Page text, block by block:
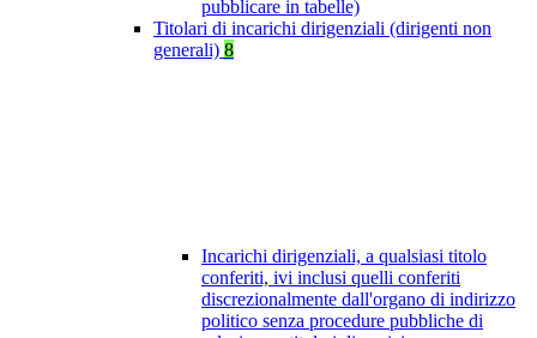
pubblicare in tabelle)
Titolari di incarichi dirigenziali (dirigenti non
generali) 8
Incarichi dirigenziali, a qualsiasi titolo
conferiti, ivi inclusi quelli conferiti
discrezionalmente dall'organo di indirizzo
politico senza procedure pubbliche di